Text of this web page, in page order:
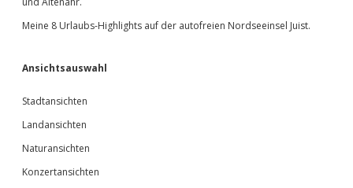
Meine 8 Urlaubs-Highlights auf der autofreien Nordseeinsel Juist.
Ansichtsauswahl
Stadtansichten
Landansichten
Naturansichten
Konzertansichten